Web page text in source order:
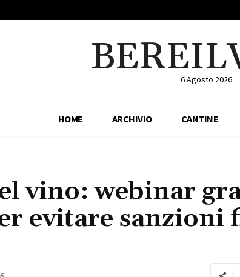
6 Agosto 2026
HOME ARCHIVIO CANTINE
vino: webinar
evitare sanzioni